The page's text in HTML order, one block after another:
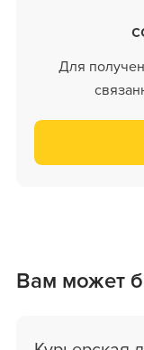
Для
Вам может